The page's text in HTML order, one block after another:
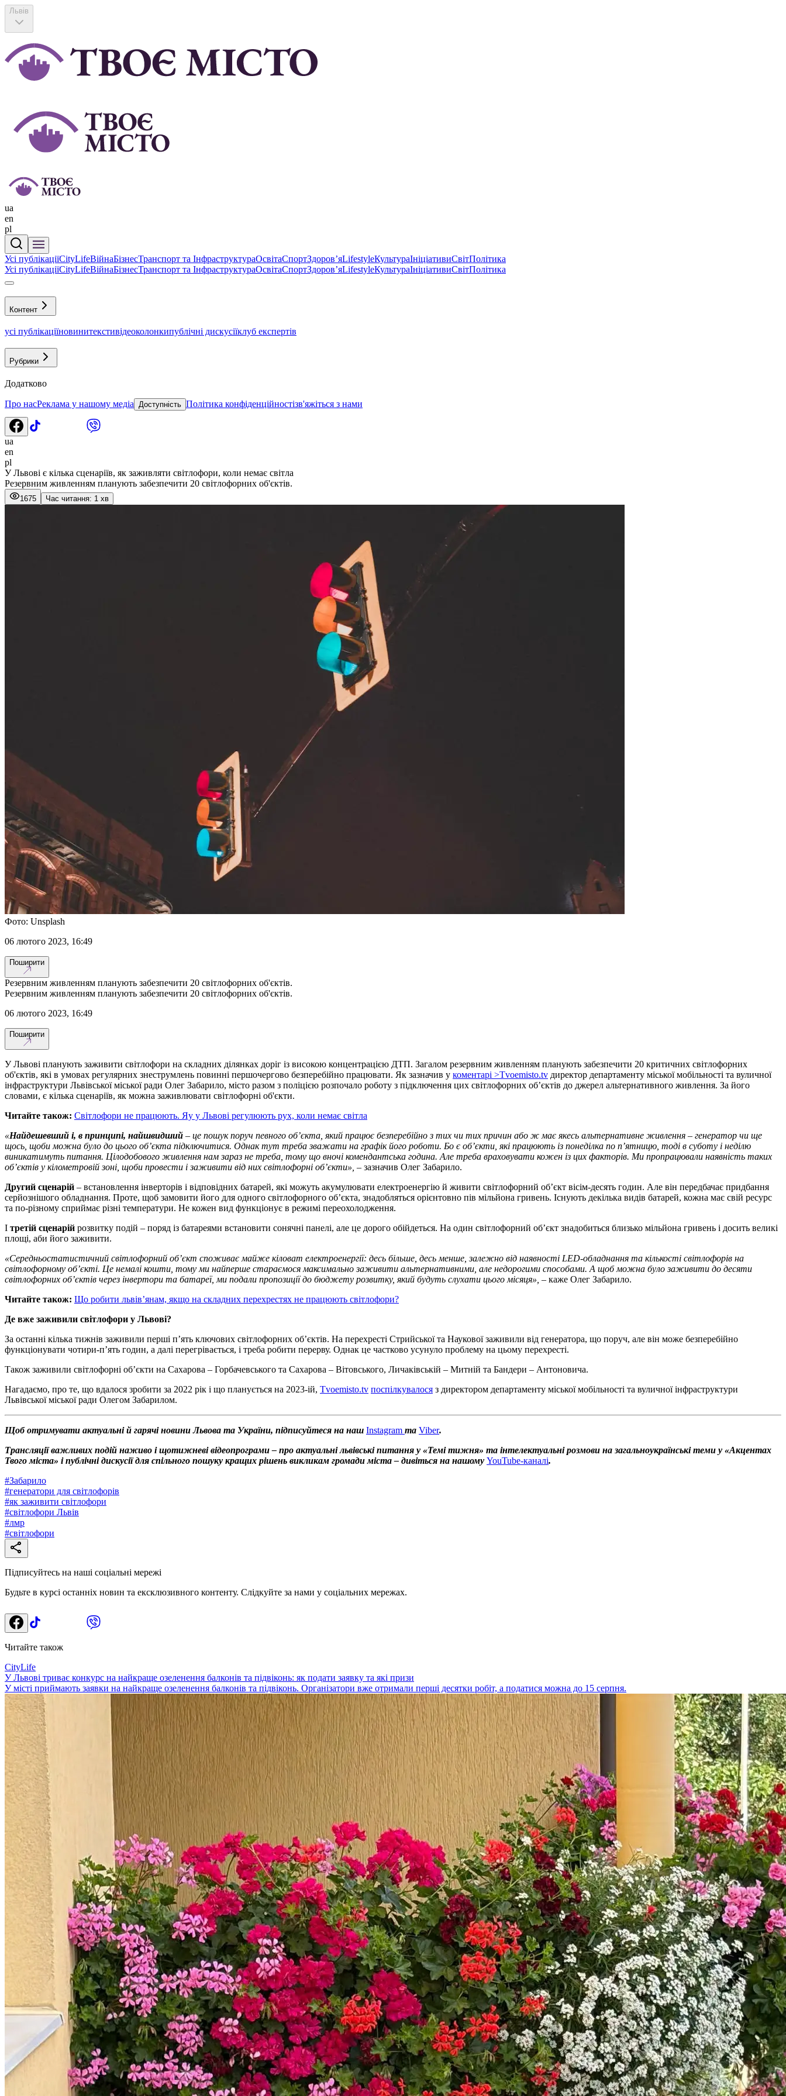
Львів
ua
en
pl
Усі публікаціїCityLifeВійнаБізнесТранспорт та ІнфраструктураОсвітаСпортЗдоровʼяLifestyleКультураІніціативиСвітПолітика
Усі публікаціїCityLifeВійнаБізнесТранспорт та ІнфраструктураОсвітаСпортЗдоровʼяLifestyleКультураІніціативиСвітПолітика
Контент
усі публікаціїновинитекстивідеоколонкипублічні дискусіїклуб експертів
Рубрики
Додатково
Про насРеклама у нашому медіа Доступність Політика конфіденційностізв'яжіться з нами
ua
en
pl
У Львові є кілька сценаріїв, як заживляти світлофори, коли немає світла
Резервним живленням планують забезпечити 20 світлофорних об'єктів.
1675 Час читання: 1 хв
Фото: Unsplash
06 лютого 2023, 16:49
Поширити
Резервним живленням планують забезпечити 20 світлофорних об'єктів.
Резервним живленням планують забезпечити 20 світлофорних об'єктів.
06 лютого 2023, 16:49
Поширити
У Львові планують заживити світлофори на складних ділянках доріг із високою концентрацією ДТП. Загалом резервним живленням планують забезпечити 20 критичних світлофорних
об'єктів, які в умовах регулярних знеструмлень повинні першочергово безперебійно працювати. Як зазначив у коментарі >Tvoemisto.tv директор департаменту міської мобільності та вуличної
інфраструктури Львівської міської ради Олег Забарило, місто разом з поліцією розпочало роботу з підключення цих світлофорних об’єктів до джерел альтернативного живлення. За його
словами, є кілька сценаріїв, як можна заживлювати світлофорні об'єкти.
Читайте також: Світлофори не працюють. Яу у Львові регулюють рух, коли немає світла
«Найдешевший і, в принципі, найшвидший – це пошук поруч певного об’єкта, який працює безперебійно з тих чи тих причин або ж має якесь альтернативне живлення – генератор чи ще
щось, щоби можна було до цього об’єкта підключитиcя. Однак тут треба зважати на графік його роботи. Бо є об’єкти, які працюють із понеділка по п’ятницю, тоді в суботу і неділю
виникатимуть питання. Цілодобового живлення нам зараз не треба, тому що вночі комендантська година. Але треба враховувати кожен із цих факторів. Ми пропрацювали наявність таких
об’єктів у кілометровій зоні, щоби провести і заживити від них світлофорні об’єкти», – зазначив Олег Забарило.
Другий сценарій – встановлення інверторів і відповідних батарей, які можуть акумулювати електроенергію й живити світлофорний об’єкт вісім-десять годин. Але він передбачає придбання
серйознішого обладнання. Проте, щоб замовити його для одного світлофорного об’єкта, знадобляться орієнтовно пів мільйона гривень. Існують декілька видів батарей, кожна має свій ресурс
та по-різному сприймає різні температури. Не кожен вид функціонує в режимі переохолодження.
І третій сценарій розвитку подій – поряд із батареями встановити сонячні панелі, але це дорого обійдеться. На один світлофорний об’єкт знадобиться близько мільйона гривень і досить великі
площі, аби його заживити.
«Середньостатистичний світлофорний об’єкт споживає майже кіловат електроенергії: десь більше, десь менше, залежно від наявності LED-обладнання та кількості світлофорів на
світлофорному об’єкті. Це немалі кошти, тому ми найперше стараємося максимально заживити альтернативними, але недорогими способами. А щоб можна було заживити до десяти
світлофорних об’єктів через інвертори та батареї, ми подали пропозиції до бюджету розвитку, який будуть слухати цього місяця», – каже Олег Забарило.
Читайте також: Що робити львів’янам, якщо на складних перехрестях не працюють світлофори?
Де вже заживили світлофори у Львові?
За останні кілька тижнів заживили перші п’ять ключових світлофорних об’єктів. На перехресті Стрийської та Наукової заживили від генератора, що поруч, але він може безперебійно
функціонувати чотири-п’ять годин, а далі перегрівається, і треба робити перерву. Однак це частково усунуло проблему на цьому перехресті.
Також заживили світлофорні об’єкти на Сахарова – Горбачевського та Сахарова – Вітовського, Личаківській – Митній та Бандери – Антоновича.
Нагадаємо, про те, що вдалося зробити за 2022 рік і що планується на 2023-ій, Tvoemisto.tv поспілкувалося з директором департаменту міської мобільності та вуличної інфраструктури
Львівської міської ради Олегом Забарилом.
Щоб отримувати актуальні й гарячі новини Львова та України, підписуйтеся на наш Instagram та Viber.
Трансляції важливих подій наживо і щотижневі відеопрограми – про актуальні львівські питання у «Темі тижня» та інтелектуальні розмови на загальноукраїнські теми у «Акцентах
Твого міста» і публічні дискусії для спільного пошуку кращих рішень викликам громади міста – дивіться на нашому YouTube-каналі.
#Забарило
#генератори для світлофорів
#як заживити світлофори
#світлофори Львів
#лмр
#світлофори
Підписуйтесь на наші соціальні мережі
Будьте в курсі останніх новин та ексклюзивного контенту. Слідкуйте за нами у соціальних мережах.
Читайте також
CityLife
У Львові триває конкурс на найкраще озеленення балконів та підвіконь: як подати заявку та які призи
У місті приймають заявки на найкраще озеленення балконів та підвіконь. Організатори вже отримали перші десятки робіт, а податися можна до 15 серпня.